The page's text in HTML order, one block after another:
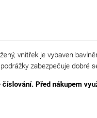
vnitřek je vybaven
zabezpečuje dobré
Před nákupem